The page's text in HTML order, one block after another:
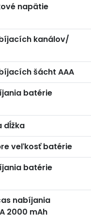
napätie
kanálov/
šácht AAA
batérie
dĺžka
veľkosť batérie
batérie
nabíjania
2000 mAh